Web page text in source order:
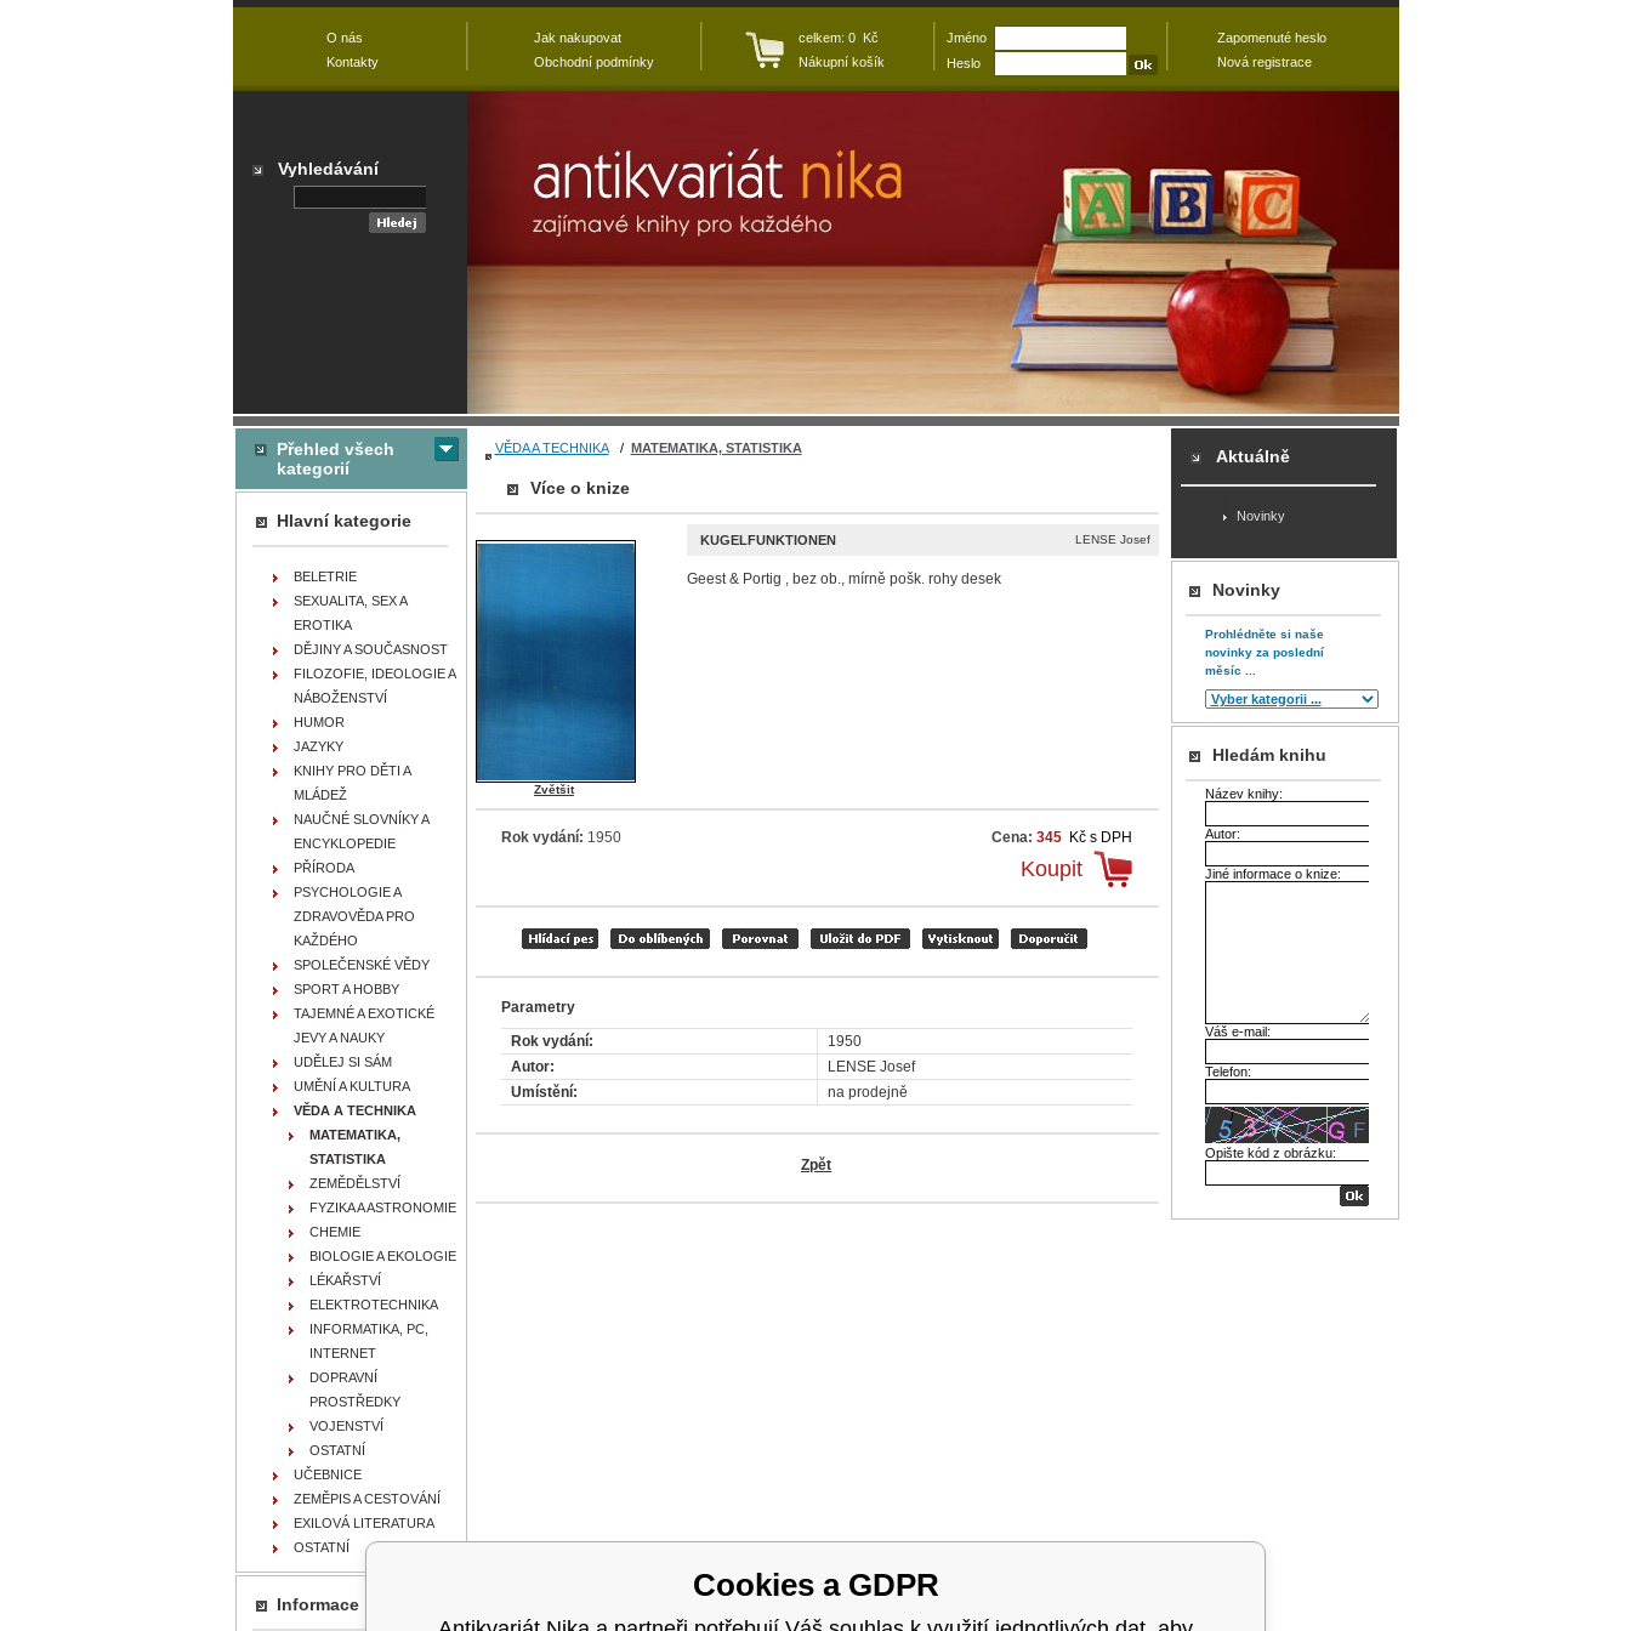
VĚDA A TECHNIKA/ MATEMATIKA, STATISTIKA
Více o knize
Zvětšit
KUGELFUNKTIONEN LENSE Josef
Geest & Portig , bez ob., mírně pošk. rohy desek
Rok vydání: 1950 Cena: 345 Kč s DPH
Koupit
Parametry
Rok vydání:
1950
Autor:
LENSE Josef
Umístění:
na prodejně
Zpět
Přehled všech
kategorií
Hlavní kategorie
BELETRIE
SEXUALITA, SEX A
EROTIKA
DĚJINY A SOUČASNOST
FILOZOFIE, IDEOLOGIE A
NÁBOŽENSTVÍ
HUMOR
JAZYKY
KNIHY PRO DĚTI A
MLÁDEŽ
NAUČNÉ SLOVNÍKY A
ENCYKLOPEDIE
PŘÍRODA
PSYCHOLOGIE A
ZDRAVOVĚDA PRO
KAŽDÉHO
SPOLEČENSKÉ VĚDY
SPORT A HOBBY
TAJEMNÉ A EXOTICKÉ
JEVY A NAUKY
UDĚLEJ SI SÁM
UMĚNÍ A KULTURA
VĚDA A TECHNIKA
MATEMATIKA,
STATISTIKA
ZEMĚDĚLSTVÍ
FYZIKA A ASTRONOMIE
CHEMIE
BIOLOGIE A EKOLOGIE
LÉKAŘSTVÍ
ELEKTROTECHNIKA
INFORMATIKA, PC,
INTERNET
DOPRAVNÍ
PROSTŘEDKY
VOJENSTVÍ
OSTATNÍ
UČEBNICE
ZEMĚPIS A CESTOVÁNÍ
EXILOVÁ LITERATURA
OSTATNÍ
Informace
Aktuálně
Novinky
Novinky
Prohlédněte si naše
novinky za poslední
měsíc ...
Hledám knihu
Název knihy:
Autor:
Jiné informace o knize:
Váš e-mail:
Telefon:
Opište kód z obrázku:
O nás
Kontakty
Jak nakupovat
Obchodní podmínky
celkem: 0 Kč
Nákupní košík
Jméno
Heslo
Zapomenuté heslo
Nová registrace
Vyhledávání
Cookies a GDPR